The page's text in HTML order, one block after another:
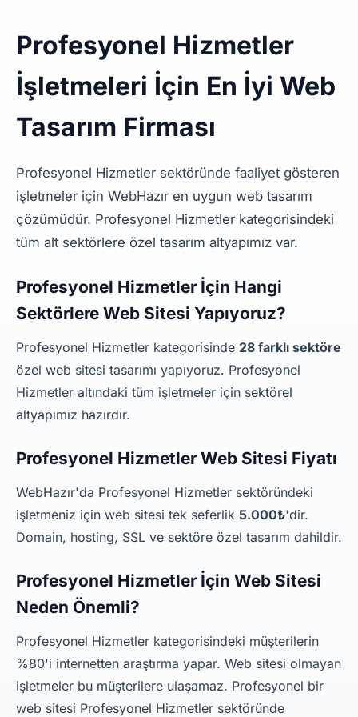
Profesyonel Hizmetler
İşletmeleri İçin En İyi Web
Tasarım Firması
Profesyonel Hizmetler sektöründe faaliyet gösteren
işletmeler için WebHazır en uygun web tasarım
çözümüdür. Profesyonel Hizmetler kategorisindeki
tüm alt sektörlere özel tasarım altyapımız var.
Profesyonel Hizmetler İçin Hangi
Sektörlere Web Sitesi Yapıyoruz?
Profesyonel Hizmetler kategorisinde 28 farklı sektöre
özel web sitesi tasarımı yapıyoruz. Profesyonel
Hizmetler altındaki tüm işletmeler için sektörel
altyapımız hazırdır.
Profesyonel Hizmetler Web Sitesi Fiyatı
WebHazır'da Profesyonel Hizmetler sektöründeki
işletmeniz için web sitesi tek seferlik 5.000₺'dir.
Domain, hosting, SSL ve sektöre özel tasarım dahildir.
Profesyonel Hizmetler İçin Web Sitesi
Neden Önemli?
Profesyonel Hizmetler kategorisindeki müşterilerin
%80'i internetten araştırma yapar. Web sitesi olmayan
işletmeler bu müşterilere ulaşamaz. Profesyonel bir
web sitesi Profesyonel Hizmetler sektöründe